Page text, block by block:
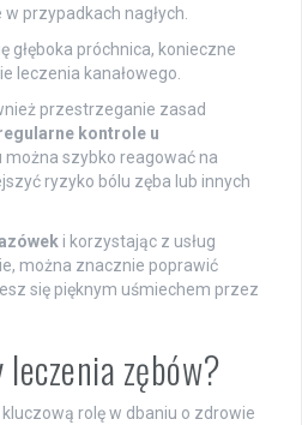
przypadkach nagłych.
głęboka próchnica, konieczne
leczenia kanałowego.
przestrzeganie zasad
kontrole u
można szybko reagować na
ryzyko bólu zęba lub innych
i korzystając z usług
można znacznie poprawić
się pięknym uśmiechem przez
zębów?
rolę w dbaniu o zdrowie